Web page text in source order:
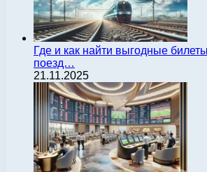
Где и как найти выгодные
поезд…
21.11.2025